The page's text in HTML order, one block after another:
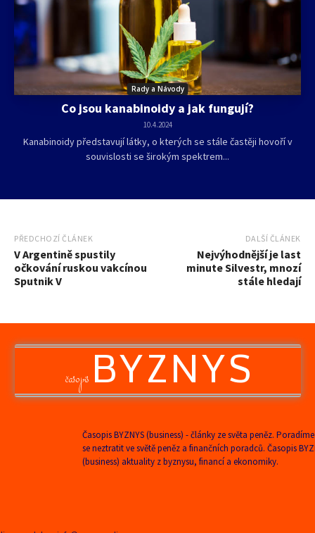
Rady a Návody
Co jsou kanabinoidy a jak fungují?
10.4.2024
Kanabinoidy představují látky, o kterých se stále častěji hovoří v
souvislosti se širokým spektrem...
PŘEDCHOZÍ ČLÁNEK
V Argentině spustily
očkování ruskou vakcínou
Sputnik V
DALŠÍ ČLÁNEK
Nejvýhodnější je last
minute Silvestr, mnozí
stále hledají
časopisBYZNYS
Časopis BYZNYS (business) - články ze světa peněz.
se neztratit ve světě peněz a finančních poradců. Časopis
(business) aktuality z byznysu, financí a ekonomiky.